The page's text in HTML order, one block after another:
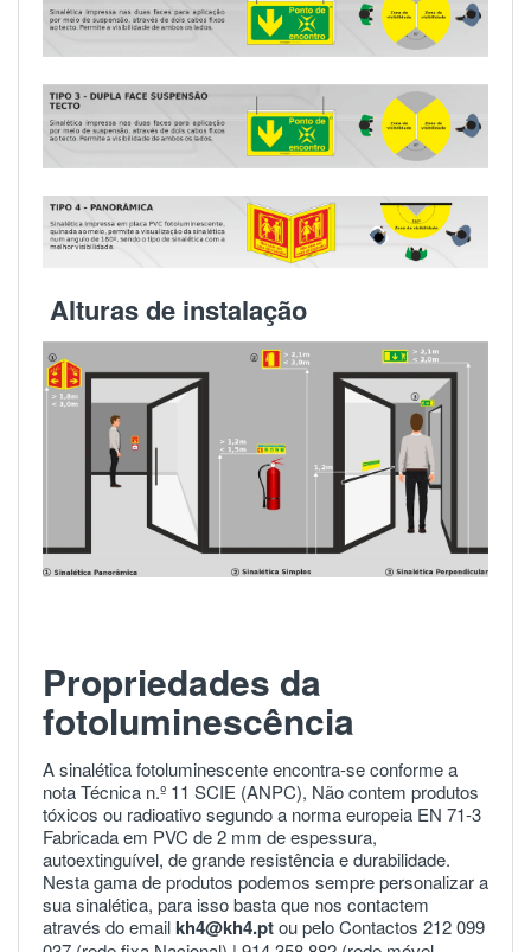
Alturas de instalação
Propriedades da
fotoluminescência
A sinalética fotoluminescente encontra-se conforme a
nota Técnica n.º 11 SCIE (ANPC), Não contem produtos
tóxicos ou radioativo segundo a norma europeia EN 71-3
Fabricada em PVC de 2 mm de espessura,
autoextinguível, de grande resistência e durabilidade.
Nesta gama de produtos podemos sempre personalizar a
sua sinalética, para isso basta que nos contactem
através do emailkh4@kh4.ptou pelo Contactos 212 099